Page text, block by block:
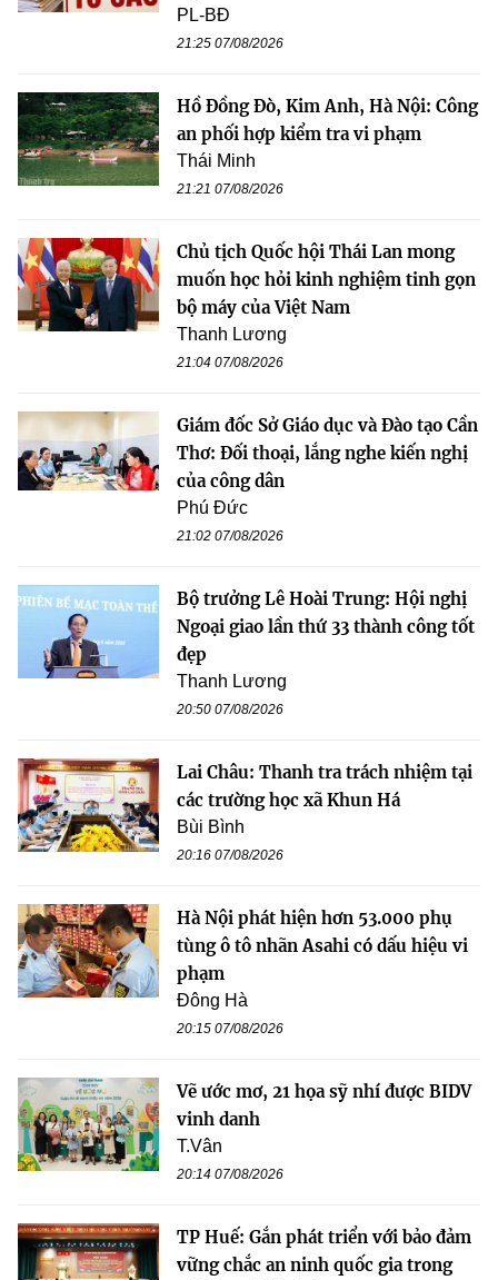
PL-BĐ
21:25 07/08/2026
Hồ Đồng Đò, Kim Anh, Hà Nội: Công
an phối hợp kiểm tra vi phạm
Thái Minh
21:21 07/08/2026
Chủ tịch Quốc hội Thái Lan mong
muốn học hỏi kinh nghiệm tinh gọn
bộ máy của Việt Nam
Thanh Lương
21:04 07/08/2026
Giám đốc Sở Giáo dục và Đào tạo Cần
Thơ: Đối thoại, lắng nghe kiến nghị
của công dân
Phú Đức
21:02 07/08/2026
Bộ trưởng Lê Hoài Trung: Hội nghị
Ngoại giao lần thứ 33 thành công tốt
đẹp
Thanh Lương
20:50 07/08/2026
Lai Châu: Thanh tra trách nhiệm tại
các trường học xã Khun Há
Bùi Bình
20:16 07/08/2026
Hà Nội phát hiện hơn 53.000 phụ
tùng ô tô nhãn Asahi có dấu hiệu vi
phạm
Đông Hà
20:15 07/08/2026
Vẽ ước mơ, 21 họa sỹ nhí được BIDV
vinh danh
T.Vân
20:14 07/08/2026
TP Huế: Gắn phát triển với bảo đảm
vững chắc an ninh quốc gia trong